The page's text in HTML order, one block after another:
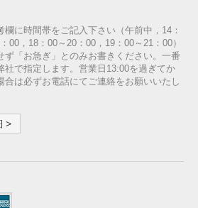
に時間帯をご記入下さい（午前中，14：
00，18：00～20：00，19：00～21：00）
ず「お急ぎ」とのみお書きください。一番
社で指定します。営業日13:00を過ぎてか
合は必ずお電話にてご連絡をお願いいたし
>